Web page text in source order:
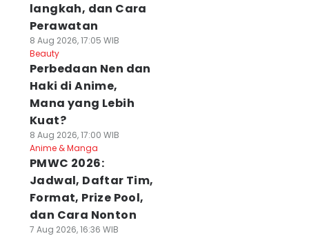
langkah, dan Cara
Perawatan
8 Aug 2026, 17:05 WIB
Beauty
Perbedaan Nen dan
Haki di Anime,
Mana yang Lebih
Kuat?
8 Aug 2026, 17:00 WIB
Anime & Manga
PMWC 2026:
Jadwal, Daftar Tim,
Format, Prize Pool,
dan Cara Nonton
7 Aug 2026, 16:36 WIB